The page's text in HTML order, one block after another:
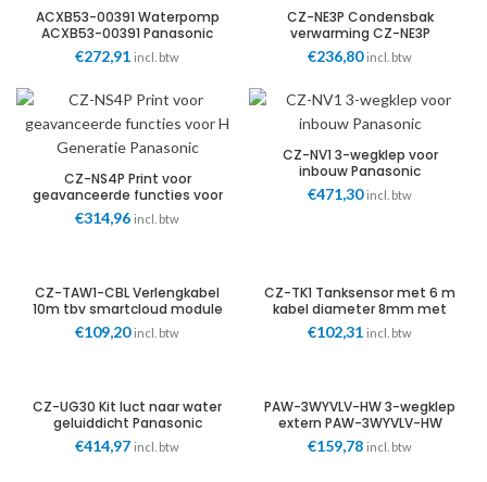
ACXB53-00391 Waterpomp
ACXB53-00391 Panasonic
€272,91 incl. btw
CZ-NE3P Condensbak
verwarming CZ-NE3P
Panasonic
€236,80 incl. btw
CZ-NS4P Print voor
geavanceerde functies voor
H Generatie Panasonic
€314,96 incl. btw
CZ-NV1 3-wegklep voor
inbouw Panasonic
€471,30 incl. btw
CZ-TAW1-CBL Verlengkabel
10m tbv smartcloud module
NL CZ-TAW1 Panasonic
€109,20 incl. btw
CZ-TK1 Tanksensor met 6 m
kabel diameter 8mm met
dompelbuis Panasonic
€102,31 incl. btw
CZ-UG30 Kit luct naar water
geluiddicht Panasonic
€414,97 incl. btw
PAW-3WYVLV-HW 3-wegklep
extern PAW-3WYVLV-HW
Panasonic
€159,78 incl. btw